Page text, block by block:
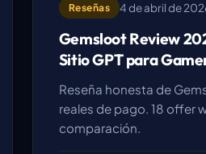
Reseñas 4 de abril de
Gemsloot Review
Sitio GPT para
Reseña honesta de
reales de pago. 18 offer
comparación.